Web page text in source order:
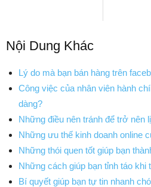
Nội Dung Khác
Lý do mà bạn bán hàng trên
Công việc của nhân viên hành
dàng?
Những điều nên tránh để trở nên
Những ưu thế kinh doanh online
Những thói quen tốt giúp bạn
Những cách giúp bạn tỉnh táo khi
Bí quyết giúp bạn tự tin nhanh